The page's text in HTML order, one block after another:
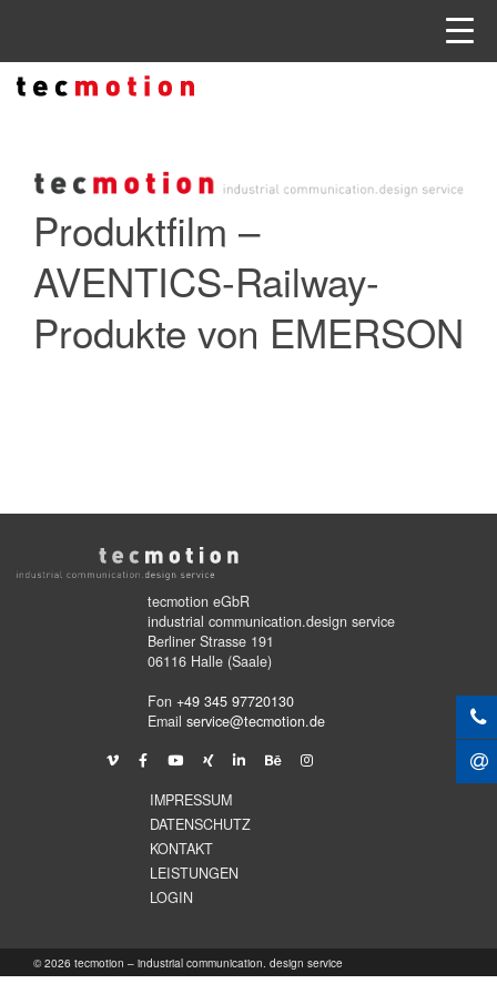
Produktfilm –
AVENTICS-Railway-
Produkte von EMERSON
tecmotion eGbR
industrial communication.design service
Berliner Strasse 191
06116 Halle (Saale)
Fon +49 345 97720130
Email service@tecmotion.de
IMPRESSUM
DATENSCHUTZ
KONTAKT
LEISTUNGEN
LOGIN
© 2026 tecmotion – industrial communication. design service